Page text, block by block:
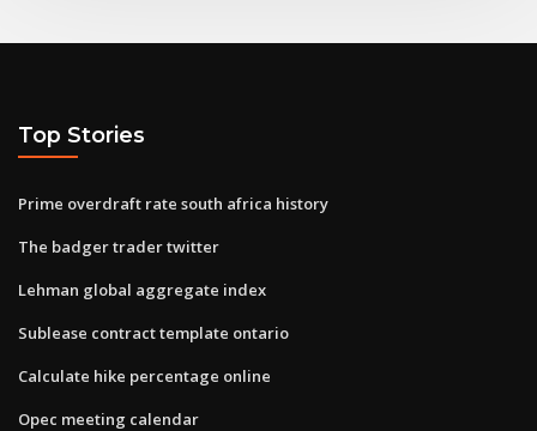
Top Stories
Prime overdraft rate south africa history
The badger trader twitter
Lehman global aggregate index
Sublease contract template ontario
Calculate hike percentage online
Opec meeting calendar